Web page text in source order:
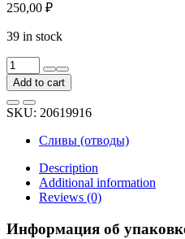
250,00 ₽
39 in stock
Наконечник
DOCKE
PREMIUM
шоколад
PVSN-
1050
quantity
Add to cart
SKU: 20619916
Сливы (отводы)
Description
Additional information
Reviews (0)
Информация об